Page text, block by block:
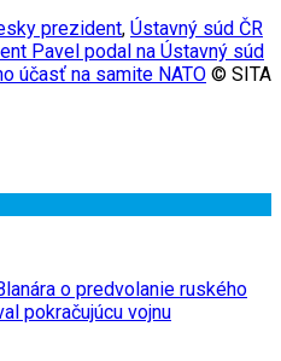
prezident, Ústavný súd ČR
Pavel podal na Ústavný súd
účasť na samite NATO © SITA
o predvolanie ruského
pokračujúcu vojnu